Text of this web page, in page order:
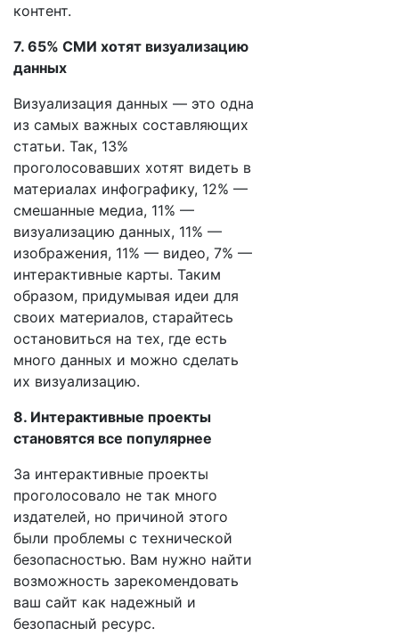
контент.
7. 65% СМИ хотят визуализацию
данных
Визуализация данных — это одна
из самых важных составляющих
статьи. Так, 13%
проголосовавших хотят видеть в
материалах инфографику, 12% —
смешанные медиа, 11% —
визуализацию данных, 11% —
изображения, 11% — видео, 7% —
интерактивные карты. Таким
образом, придумывая идеи для
своих материалов, старайтесь
остановиться на тех, где есть
много данных и можно сделать
их визуализацию.
8. Интерактивные проекты
становятся все популярнее
За интерактивные проекты
проголосовало не так много
издателей, но причиной этого
были проблемы с технической
безопасностью. Вам нужно найти
возможность зарекомендовать
ваш сайт как надежный и
безопасный ресурс.